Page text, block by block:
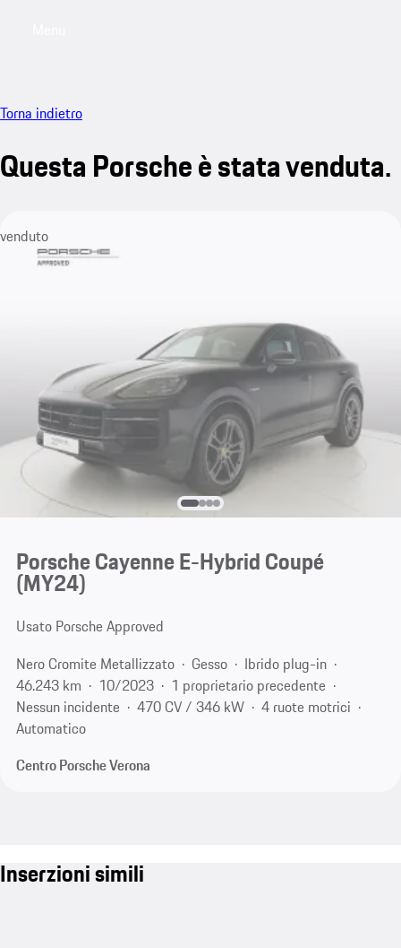
Torna indietro
Questa Porsche è stata venduta.
venduto
Porsche Cayenne E-Hybrid Coupé
(MY24)
Usato Porsche Approved
Nero Cromite Metallizzato
Gesso
Ibrido plug-in
46.243 km
10/2023
1 proprietario precedente
Nessun incidente
470 CV / 346 kW
4 ruote motrici
Automatico
Centro Porsche Verona
Inserzioni simili